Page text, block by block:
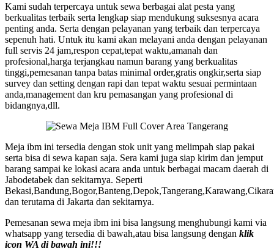
Kami sudah terpercaya untuk sewa berbagai alat pesta yang
berkualitas terbaik serta lengkap siap mendukung suksesnya acara
penting anda. Serta dengan pelayanan yang terbaik dan terpercaya
sepenuh hati. Untuk itu kami akan melayani anda dengan pelayanan
full servis 24 jam,respon cepat,tepat waktu,amanah dan
profesional,harga terjangkau namun barang yang berkualitas
tinggi,pemesanan tanpa batas minimal order,gratis ongkir,serta siap
survey dan setting dengan rapi dan tepat waktu sesuai permintaan
anda,management dan kru pemasangan yang profesional di
bidangnya,dll.
Meja ibm ini tersedia dengan stok unit yang melimpah siap pakai
serta bisa di sewa kapan saja. Sera kami juga siap kirim dan jemput
barang sampai ke lokasi acara anda untuk berbagai macam daerah di
Jabodetabek dan sekitarnya. Seperti
dan terutama di Jakarta dan sekitarnya.
Pemesanan sewa meja ibm ini bisa langsung menghubungi kami via
whatsapp yang tersedia di bawah,atau bisa langsung dengan klik
icon WA di bawah ini!!!